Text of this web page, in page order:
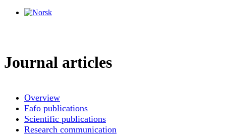
Journal articles
Overview
Fafo publications
Scientific publications
Research communication